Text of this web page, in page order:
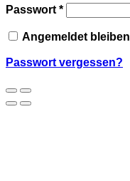
Passwort *
Angemeldet bleiben
Passwort vergessen?